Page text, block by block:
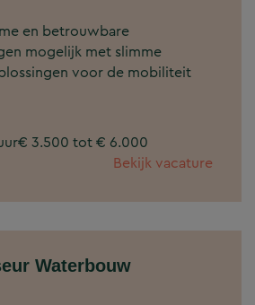
en betrouwbare
mogelijk met slimme
voor de mobiliteit
€ 3.500 tot € 6.000
Bekijk vacature
Waterbouw